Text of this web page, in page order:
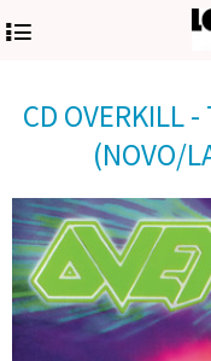
4
CD OVERKILL
(NOVO/